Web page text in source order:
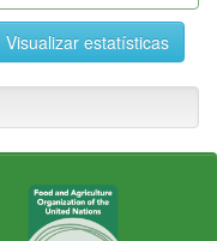
Visualizar estatísticas